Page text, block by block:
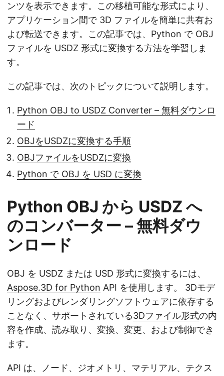
ンツを表示できます。この移植可能な形式により、
アプリケーション間で 3D ファイルを簡単に共有お
よび転送できます。この記事では、Python で OBJ
ファイルを USDZ 形式に変換する方法を学習しま
す。
この記事では、次のトピックについて説明します。
Python OBJ to USDZ Converter – 無料ダウンロ
ード
OBJをUSDZに変換する手順
OBJファイルをUSDZに変換
Python で OBJ を USD に変換
Python OBJ から USDZ へ
のコンバーター – 無料ダウ
ンロード
OBJ を USDZ または USD 形式に変換するには、
Aspose.3D for Python API を使用します。 3Dモデ
リングおよびレンダリングソフトウェアに依存する
ことなく、サポートされている3Dファイル形式の内
容を作成、読み取り、変換、変更、および制御でき
ます。
API は、ノード、ジオメトリ、マテリアル、テクス